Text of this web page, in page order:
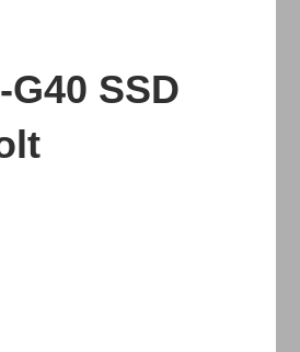
SSD